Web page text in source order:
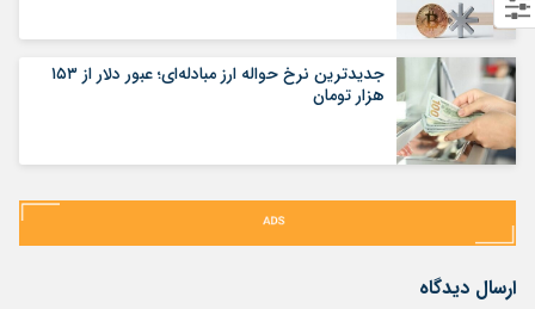
جدیدترین نرخ حواله ارز مبادله‌ای؛ عبور دلار از ۱۵۳
هزار تومان
ارسال دیدگاه